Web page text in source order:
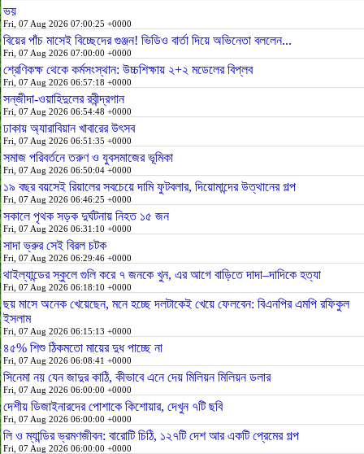
ভয়
Fri, 07 Aug 2026 07:00:25 +0000
বিয়ের পাঁচ মাসেই বিচ্ছেদের গুঞ্জন! ভিডিও বার্তা দিয়ে অভিনেতা বললেন...
Fri, 07 Aug 2026 07:00:00 +0000
শ্রেণিকক্ষ থেকে কর্মসংস্থান: উচ্চশিক্ষায় ২+২ মডেলের বিপ্লব
Fri, 07 Aug 2026 06:57:18 +0000
সন্‌জীদা-ওয়াহিদুলের রবীন্দ্রগান
Fri, 07 Aug 2026 06:54:48 +0000
ঢাকায় অ্যারাবিয়ান খাবারের উৎসব
Fri, 07 Aug 2026 06:51:35 +0000
সমাজ পরিবর্তনে তরুণ ও যুবসমাজের ভূমিকা
Fri, 07 Aug 2026 06:50:04 +0000
১৯ বছর বয়সেই রিয়ালের সবচেয়ে দামি ফুটবলার, দিয়োমান্দের উত্থানের গল্প
Fri, 07 Aug 2026 06:46:25 +0000
সকালে পৃথক সড়ক দুর্ঘটনায় নিহত ১৫ জন
Fri, 07 Aug 2026 06:31:10 +0000
সাদা ভ্রুর সেই বিরল চটক
Fri, 07 Aug 2026 06:29:46 +0000
থাইল্যান্ডের স্কুলে গুলি করে ৭ জনকে খুন, এর আগে বাড়িতে দাদা–দাদিকে হত্যা
Fri, 07 Aug 2026 06:18:10 +0000
ছয় মাসে অনেক খেয়েছেন, মনে হচ্ছে দলটাকেই খেয়ে ফেলবেন: বিএনপির এমপি রফিকুল
ইসলাম
Fri, 07 Aug 2026 06:15:13 +0000
৪৫% শিশু ঠিকমতো মায়ের দুধ পাচ্ছে না
Fri, 07 Aug 2026 06:08:41 +0000
সিনেমা নয় যেন জাদুর কাঠি, কীভাবে এনে দেয় মিলিয়ন মিলিয়ন ডলার
Fri, 07 Aug 2026 06:00:00 +0000
দেশীয় ডিজাইনারদের পোশাকে কিশোয়ার, দেখুন ৭টি ছবি
Fri, 07 Aug 2026 06:00:00 +0000
লি ও ম্যান্ডির ভ্রমণজীবন: বারোটি চিঠি, ১২৭টি দেশ আর একটি প্রেমের গল্প
Fri, 07 Aug 2026 06:00:00 +0000